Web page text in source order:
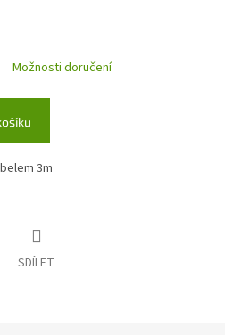
Možnosti doručení
3m
SDÍLET